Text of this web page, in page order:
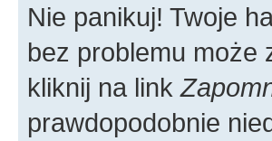
Nie panikuj! Twoje
bez problemu może
kliknij na link
prawdopodobnie